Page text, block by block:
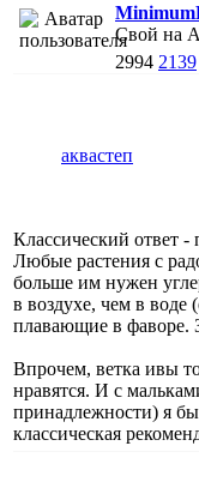
Свой на
2994 2139
аквастеп
Классический ответ
Любые растения с
больше им нужен
в воздухе, чем в
плавающие в фаворе.
Впрочем, ветка ивы
нравятся. И с
принадлежности) я
классическая